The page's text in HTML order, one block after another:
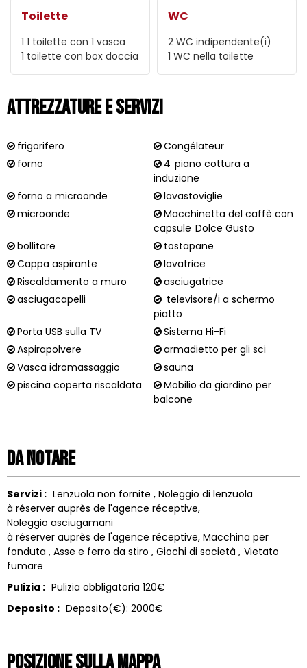
Toilette
1 1 toilette con 1 vasca
1 toilette con box doccia
WC
2 WC indipendente(i)
1 WC nella toilette
Attrezzature e Servizi
frigorifero
Congélateur
forno
4 piano cottura a
induzione
forno a microonde
lavastoviglie
microonde
Macchinetta del caffè con
capsule Dolce Gusto
bollitore
tostapane
Cappa aspirante
lavatrice
Riscaldamento a muro
asciugatrice
asciugacapelli
televisore/i a schermo
piatto
Porta USB sulla TV
Sistema Hi-Fi
Aspirapolvere
armadietto per gli sci
Vasca idromassaggio
sauna
piscina coperta riscaldata
Mobilio da giardino per
balcone
Da notare
Servizi : Lenzuola non fornite Noleggio di lenzuola
à réserver auprès de l'agence réceptive
Noleggio asciugamani
à réserver auprès de l'agence réceptive Macchina per
fonduta
Asse e ferro da stiro Giochi di società Vietato
fumare
Pulizia : Pulizia obbligatoria 120€
Deposito : Deposito(€): 2000€
Posizione sulla mappa